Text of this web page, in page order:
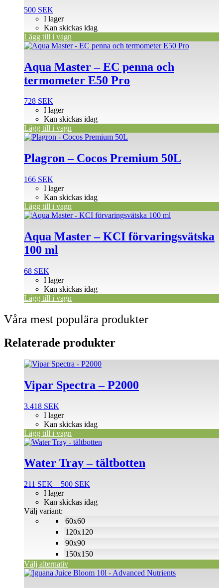
500 SEK
I lager
Kan skickas idag
Lägg till i vagn
Aqua Master – EC penna och
termometer E50 Pro
728 SEK
I lager
Kan skickas idag
Lägg till i vagn
Plagron – Cocos Premium 50L
166 SEK
I lager
Kan skickas idag
Lägg till i vagn
Aqua Master – KCI förvaringsvätska
100 ml
68 SEK
I lager
Kan skickas idag
Lägg till i vagn
Våra mest populära produkter
Relaterade produkter
Vipar Spectra – P2000
3.418 SEK
I lager
Kan skickas idag
Lägg till i vagn
Water Tray – tältbotten
211 SEK – 500 SEK
till
60x60
120x120
90x90
150x150
I lager
Kan skickas idag
Välj variant:
Välj alternativ
Den
produkten
har
varianter.
olika
alternativen